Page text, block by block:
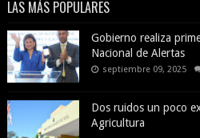
LAS MÁS POPULARES
Gobierno realiza
Nacional de Alertas
septiembre 09, 2025
Dos ruidos un poco
Agricultura